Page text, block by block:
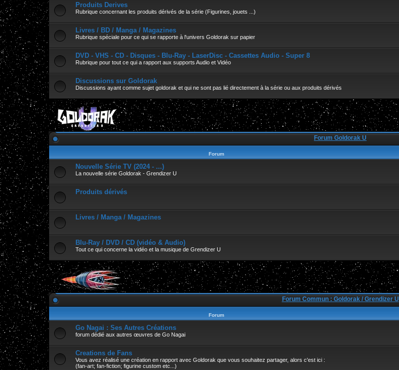
Produits Derives
Rubrique concernant les produits dérivés de la série (Figurines, jouets ...)
Livres / BD / Manga / Magazines
Rubrique spéciale pour ce qui se rapporte à l'univers Goldorak sur papier
DVD - VHS - CD - Disques - Blu-Ray - LaserDisc - Cassettes Audio - Super 8
Rubrique pour tout ce qui a rapport aux supports Audio et Vidéo
Discussions sur Goldorak
Discussions ayant comme sujet goldorak et qui ne sont pas lié directement à la série ou aux produits dérivés
Forum Goldorak U
Forum
Nouvelle Série TV (2024 - ...)
La nouvelle série Goldorak - Grendizer U
Produits dérivés
Livres / Manga / Magazines
Blu-Ray / DVD / CD (vidéo & Audio)
Tout ce qui concerne la vidéo et la musique de Grendizer U
Forum Commun : Goldorak / Grendizer U
Forum
Go Nagai : Ses Autres Créations
forum dédié aux autres œuvres de Go Nagai
Creations de Fans
Vous avez réalisé une création en rapport avec Goldorak que vous souhaitez partager, alors c'est ici :
(fan-art; fan-fiction; figurine custom etc...)